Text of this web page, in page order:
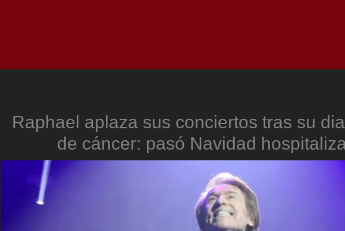
Raphael aplaza sus conciertos tras su
de cáncer: pasó Navidad